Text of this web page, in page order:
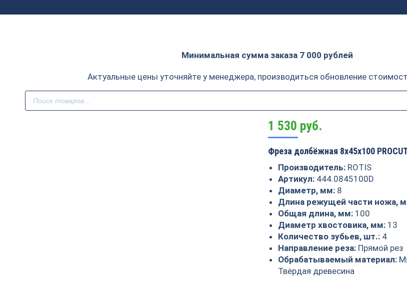
Минимальная сумма заказа 7 000 рублей
Актуальные цены уточняйте у менеджера, производиться обновление
Поиск
товаров
1 530 руб.
Фреза долбёжная 8x45x100
Производитель: ROTIS
Артикул: 444.0845100D
Диаметр, мм: 8
Длина режущей части ножа,
Общая длина, мм: 100
Диаметр хвостовика, мм: 13
Количество зубьев, шт.: 4
Направление реза: Прямой рез
Обрабатываемый материал:
Твёрдая древесина